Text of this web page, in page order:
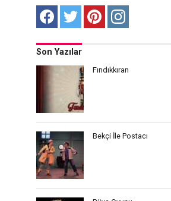
Son Yazılar
Fındıkkıran
Bekçi İle Postacı